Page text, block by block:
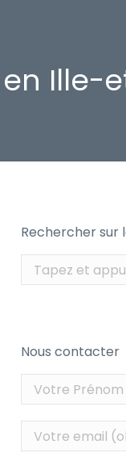
Ille-
Rechercher sur
Recherche
:
Nous contacter